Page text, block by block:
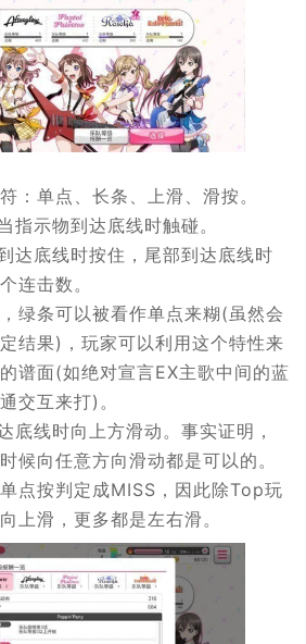
：单点、长条、上滑、滑按。
指示物到达底线时触碰。
达底线时按住，尾部到达底线时
连击数。
绿条可以被看作单点来糊(虽然会
结果)，玩家可以利用这个特性来
谱面(如绝对宣言EX主歌中间的蓝
交互来打)。
底线时向上方滑动。事实证明，
候向任意方向滑动都是可以的。
点按判定成MISS，因此除Top玩
上滑，更多都是左右滑。